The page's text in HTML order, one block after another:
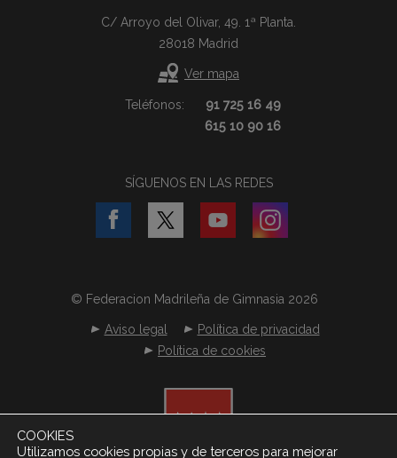
C/ Arroyo del Olivar, 49. 1ª Planta.
28018 Madrid
Ver mapa
Teléfonos:
91 725 16 49
615 10 90 16
SÍGUENOS EN LAS REDES
© Federacion Madrileña de Gimnasia 2026
Aviso legal
Política de privacidad
Política de cookies
COOKIES
Utilizamos cookies propias y de terceros para mejorar